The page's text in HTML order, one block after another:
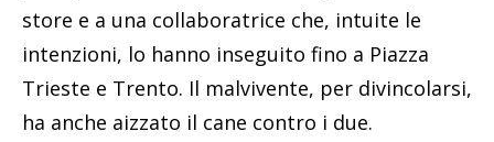
store e a una collaboratrice che, intuite le
intenzioni, lo hanno inseguito fino a Piazza
Trieste e Trento. Il malvivente, per divincolarsi,
ha anche aizzato il cane contro i due.